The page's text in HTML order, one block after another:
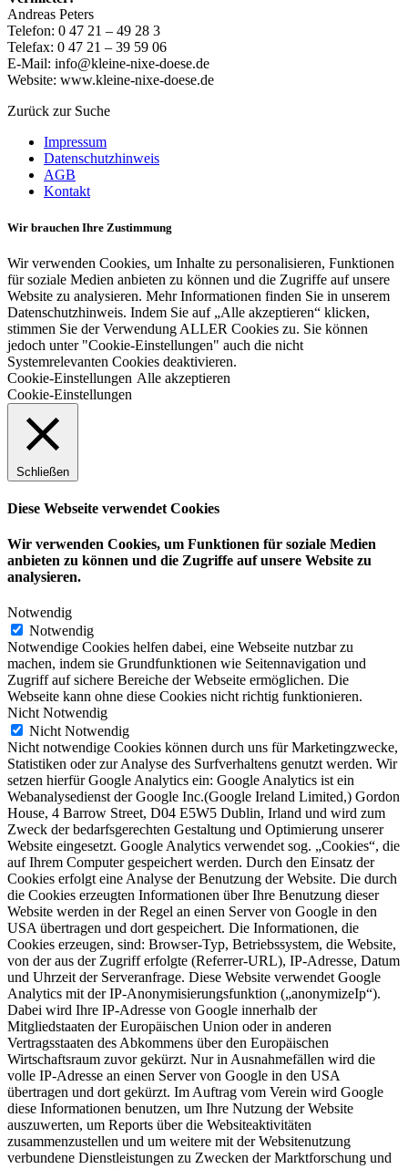
Andreas Peters
Telefon: 0 47 21 – 49 28 3
Telefax: 0 47 21 – 39 59 06
E-Mail: info@kleine-nixe-doese.de
Website: www.kleine-nixe-doese.de
Zurück zur Suche
Impressum
Datenschutzhinweis
AGB
Kontakt
Wir brauchen Ihre Zustimmung
Wir verwenden Cookies, um Inhalte zu personalisieren, Funktionen
für soziale Medien anbieten zu können und die Zugriffe auf unsere
Website zu analysieren. Mehr Informationen finden Sie in unserem
Datenschutzhinweis. Indem Sie auf „Alle akzeptieren“ klicken,
stimmen Sie der Verwendung ALLER Cookies zu. Sie können
jedoch unter "Cookie-Einstellungen" auch die nicht
Systemrelevanten Cookies deaktivieren.
Cookie-Einstellungen Alle akzeptieren
Cookie-Einstellungen
Schließen
Diese Webseite verwendet Cookies
Wir verwenden Cookies, um Funktionen für soziale Medien
anbieten zu können und die Zugriffe auf unsere Website zu
analysieren.
Notwendig
Notwendig
Notwendige Cookies helfen dabei, eine Webseite nutzbar zu
machen, indem sie Grundfunktionen wie Seitennavigation und
Zugriff auf sichere Bereiche der Webseite ermöglichen. Die
Webseite kann ohne diese Cookies nicht richtig funktionieren.
Nicht Notwendig
Nicht Notwendig
Nicht notwendige Cookies können durch uns für Marketingzwecke,
Statistiken oder zur Analyse des Surfverhaltens genutzt werden. Wir
setzen hierfür Google Analytics ein: Google Analytics ist ein
Webanalysedienst der Google Inc.(Google Ireland Limited,) Gordon
House, 4 Barrow Street, D04 E5W5 Dublin, Irland und wird zum
Zweck der bedarfsgerechten Gestaltung und Optimierung unserer
Website eingesetzt. Google Analytics verwendet sog. „Cookies“, die
auf Ihrem Computer gespeichert werden. Durch den Einsatz der
Cookies erfolgt eine Analyse der Benutzung der Website. Die durch
die Cookies erzeugten Informationen über Ihre Benutzung dieser
Website werden in der Regel an einen Server von Google in den
USA übertragen und dort gespeichert. Die Informationen, die
Cookies erzeugen, sind: Browser-Typ, Betriebssystem, die Website,
von der aus der Zugriff erfolgte (Referrer-URL), IP-Adresse, Datum
und Uhrzeit der Serveranfrage. Diese Website verwendet Google
Analytics mit der IP-Anonymisierungsfunktion („anonymizeIp“).
Dabei wird Ihre IP-Adresse von Google innerhalb der
Mitgliedstaaten der Europäischen Union oder in anderen
Vertragsstaaten des Abkommens über den Europäischen
Wirtschaftsraum zuvor gekürzt. Nur in Ausnahmefällen wird die
volle IP-Adresse an einen Server von Google in den USA
übertragen und dort gekürzt. Im Auftrag vom Verein wird Google
diese Informationen benutzen, um Ihre Nutzung der Website
auszuwerten, um Reports über die Websiteaktivitäten
zusammenzustellen und um weitere mit der Websitenutzung
verbundene Dienstleistungen zu Zwecken der Marktforschung und